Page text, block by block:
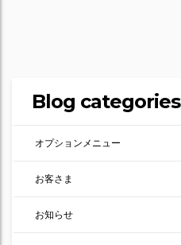
Blog categories
オプションメニュー
お客さま
お知らせ